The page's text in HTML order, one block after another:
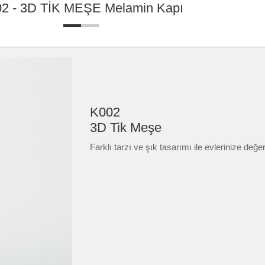
- 3D TİK MEŞE Melamin Kapı
K002
3D Tik Meşe
Farklı tarzı ve şık tasarımı ile evlerinize